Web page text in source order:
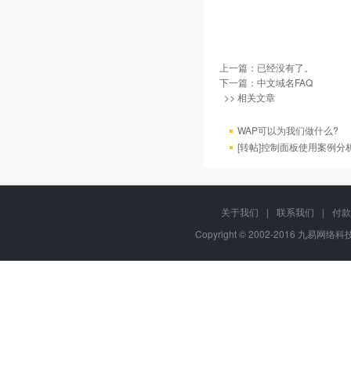
上一篇：已经没有了。
下一篇： 中文域名FAQ
>> 相关文章
WAP可以为我们做什么?
[转帖]控制面板使用案例分
关于我们 | 联系我们 |
付
Copyright © 2002-2016 九易网络